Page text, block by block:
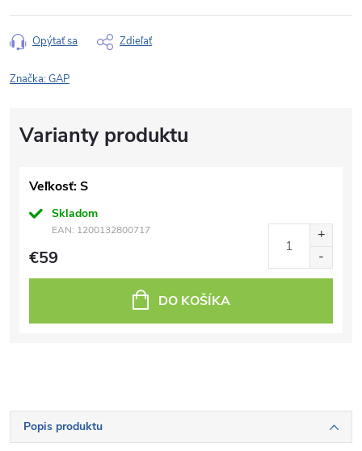
Opýtať sa Zdieľať
Značka:GAP
Veľkosť: S
Skladom
EAN: 1200132800717
€59
DO KOŠÍKA
Popis produktu